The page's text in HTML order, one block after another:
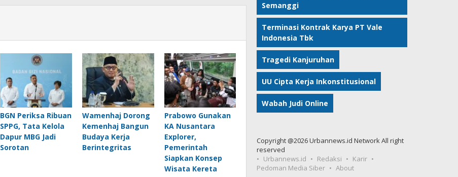
BGN Periksa Ribuan
SPPG, Tata Kelola
Dapur MBG Jadi
Sorotan
Wamenhaj Dorong
Kemenhaj Bangun
Budaya Kerja
Berintegritas
Prabowo Gunakan
KA Nusantara
Explorer,
Pemerintah
Siapkan Konsep
Wisata Kereta
Semanggi
Terminasi Kontrak Karya PT Vale
Indonesia Tbk
Tragedi Kanjuruhan
UU Cipta Kerja Inkonstitusional
Wabah Judi Online
Copyright @2026 Urbannews.id Network All right
reserved
Urbannews.id
Redaksi
Karir
Pedoman Media Siber
About